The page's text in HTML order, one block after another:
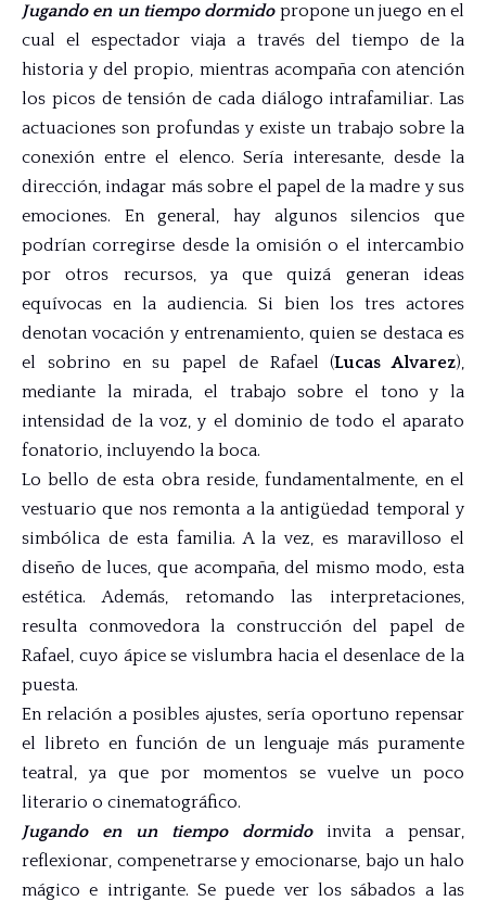
Jugando en un tiempo dormidopropone un juego en el
cual el espectador viaja a través del tiempo de la
historia y del propio, mientras acompaña con atención
los picos de tensión de cada diálogo intrafamiliar. Las
actuaciones son profundas y existe un trabajo sobre la
conexión entre el elenco. Sería interesante, desde la
dirección, indagar más sobre el papel de la madre y sus
emociones. En general, hay algunos silencios que
podrían corregirse desde la omisión o el intercambio
por otros recursos, ya que quizá generan ideas
equívocas en la audiencia. Si bien los tres actores
denotan vocación y entrenamiento, quien se destaca es
el sobrino en su papel de Rafael (Lucas Alvarez),
mediante la mirada, el trabajo sobre el tono y la
intensidad de la voz, y el dominio de todo el aparato
fonatorio, incluyendo la boca.
Lo bello de esta obra reside, fundamentalmente, en el
vestuario que nos remonta a la antigüedad temporal y
simbólica de esta familia. A la vez, es maravilloso el
diseño de luces, que acompaña, del mismo modo, esta
estética. Además, retomando las interpretaciones,
resulta conmovedora la construcción del papel de
Rafael, cuyo ápice se vislumbra hacia el desenlace de la
puesta.
En relación a posibles ajustes, sería oportuno repensar
el libreto en función de un lenguaje más puramente
teatral, ya que por momentos se vuelve un poco
literario o cinematográfico.
Jugando en un tiempo dormidoinvita a pensar,
reflexionar, compenetrarse y emocionarse, bajo un halo
mágico e intrigante. Se puede ver los sábados a las